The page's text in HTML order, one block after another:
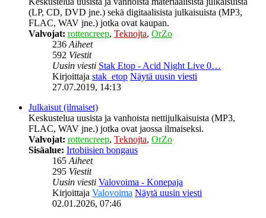
(LP, CD, DVD jne.) sekä digitaalisista julkaisuista (MP3,
FLAC, WAV jne.) jotka ovat kaupan.
Valvojat: rottencreep, Teknojta, OrZo
236 Aiheet
592 Viestit
Uusin viesti Stak Etop - Acid Night Live 0…
Kirjoittaja stak_etop Näytä uusin viesti
27.07.2019, 14:13
Julkaisut (ilmaiset)
Keskustelua uusista ja vanhoista nettijulkaisuista (MP3,
FLAC, WAV jne.) jotka ovat jaossa ilmaiseksi.
Valvojat: rottencreep, Teknojta, OrZo
Sisäalue: Irtobiisien bongaus
165 Aiheet
295 Viestit
Uusin viesti Valovoima - Konepaja
Kirjoittaja Valovoima Näytä uusin viesti
02.01.2026, 07:46